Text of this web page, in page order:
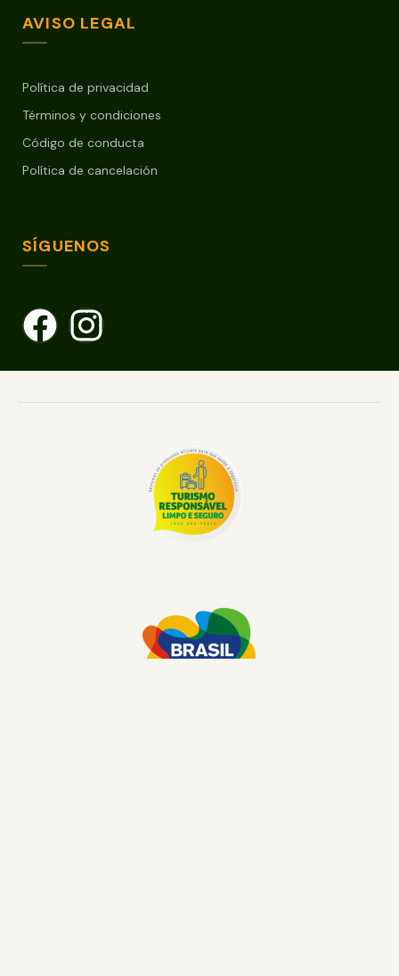
AVISO LEGAL
Política de privacidad
Términos y condiciones
Código de conducta
Política de cancelación
SÍGUENOS